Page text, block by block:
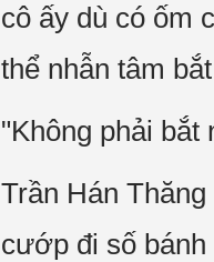
cô ấy dù có ốm
thể nhẫn tâm
"Không phải bắt
Trần Hán
cướp đi số bánh